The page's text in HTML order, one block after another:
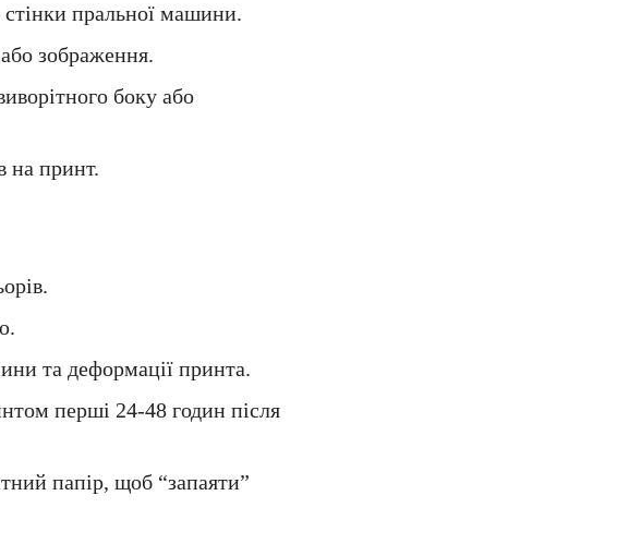
пральної машини.
зображення.
боку або
на принт.
та деформації принта.
перші 24-48 годин після
папір, щоб “запаяти”